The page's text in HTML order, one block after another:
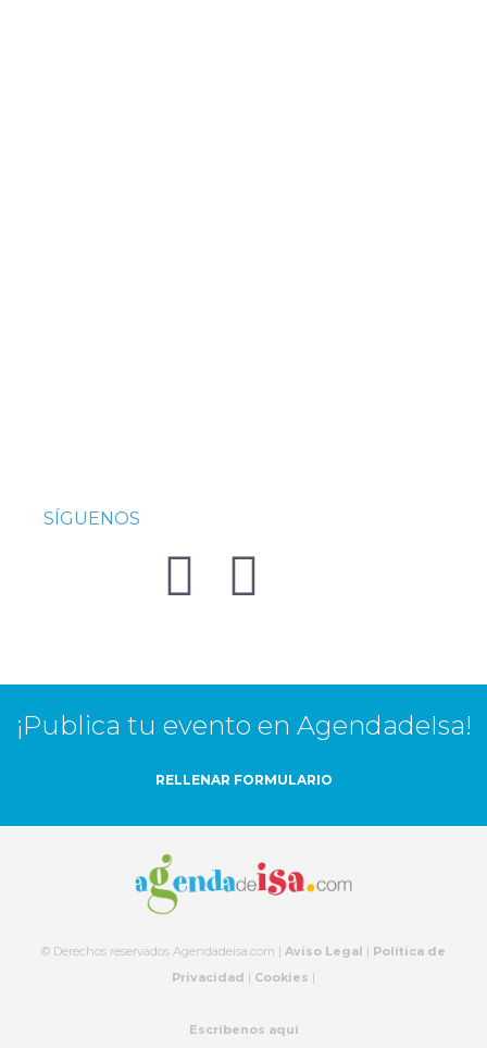
SÍGUENOS
¡Publica tu evento en AgendadeIsa!
RELLENAR FORMULARIO
© Derechos reservados Agendadeisa.com | Aviso Legal | Política de
Privacidad | Cookies |
Escríbenos aquí